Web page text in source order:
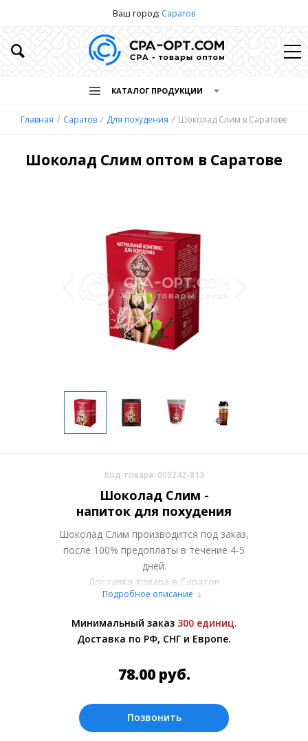
Ваш город: Саратов
КАТАЛОГ ПРОДУКЦИИ
Главная Саратов Для похудения Шоколад Слим в Саратове
Шоколад Слим оптом в Саратове
Код товара: 000242-813
Шоколад Слим -
напиток для похудения
Шоколад Слим производится под заказ,
после 100% предоплаты в течение 4-5
дней.
Доставка товара в Саратов
осуществляется курьерскими службами
Более подробно при обсуждении заказа с
менеджером.
Подробное описание
Минимальный заказ 300 единиц.
Доставка по РФ, СНГ и Европе.
78.00 руб.
Позвонить